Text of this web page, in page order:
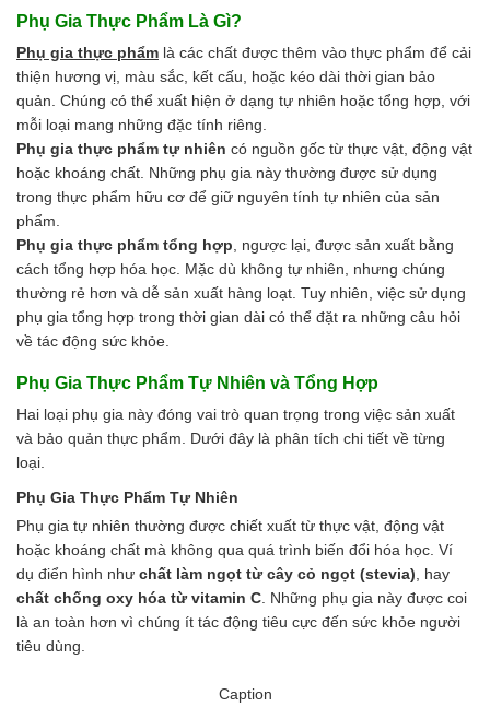
Hóa chất xử lý nước
Men đường ruột
Men vi sinh EM gốc
Bổ sung khoáng chất
Bổ gan và giải độc gan
Phòng và trị bệnh
Bổ sung dinh dưỡng tăng trọng
Hấp thụ khí độc Yucca
HÓA CHẤT XỬ LÝ NƯỚC
Xử lý nước hồ bơi
Xử lý nước sinh hoạt
Xử lý nước thải
Xử lý nước giếng khoan
Xử lý nước khác
DUNG MÔI CÔNG NGHIỆP
Pha sơn nước
Pha sơn epoxy
Pha sơn dầu
Pha sơn tĩnh điện
Dung môi khác
HƯƠNG LIỆU TINH DẦU
HÓA CHẤT CÔNG NGHIỆP
Axit
Hóa chất khác
Kiềm
Muối
Kim loại màu
Oxit kim loại
Phụ Gia Thực Phẩm Là Gì?
Phụ gia thực phẩm là các chất được thêm vào thực phẩm để cải
thiện hương vị, màu sắc, kết cấu, hoặc kéo dài thời gian bảo
quản. Chúng có thể xuất hiện ở dạng tự nhiên hoặc tổng hợp, với
mỗi loại mang những đặc tính riêng.
Phụ gia thực phẩm tự nhiên có nguồn gốc từ thực vật, động vật
hoặc khoáng chất. Những phụ gia này thường được sử dụng
trong thực phẩm hữu cơ để giữ nguyên tính tự nhiên của sản
phẩm.
Phụ gia thực phẩm tổng hợp , ngược lại, được sản xuất bằng
cách tổng hợp hóa học. Mặc dù không tự nhiên, nhưng chúng
thường rẻ hơn và dễ sản xuất hàng loạt. Tuy nhiên, việc sử dụng
phụ gia tổng hợp trong thời gian dài có thể đặt ra những câu hỏi
về tác động sức khỏe.
Phụ Gia Thực Phẩm Tự Nhiên và Tổng Hợp
Hai loại phụ gia này đóng vai trò quan trọng trong việc sản xuất
và bảo quản thực phẩm. Dưới đây là phân tích chi tiết về từng
loại.
Phụ Gia Thực Phẩm Tự Nhiên
Phụ gia tự nhiên thường được chiết xuất từ thực vật, động vật
hoặc khoáng chất mà không qua quá trình biến đổi hóa học. Ví
dụ điển hình như chất làm ngọt từ cây cỏ ngọt (stevia) , hay
chất chống oxy hóa từ vitamin C . Những phụ gia này được coi
là an toàn hơn vì chúng ít tác động tiêu cực đến sức khỏe người
tiêu dùng.
Caption